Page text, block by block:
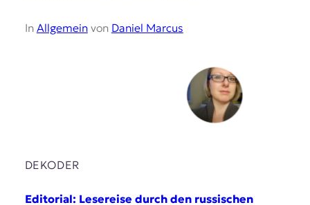
In Allgemeinvon Daniel Marcus
DEKODER
Editorial: Lesereise durch den russischen